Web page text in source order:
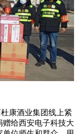
杜康酒业集团线上紧
赠给西安电子科技大